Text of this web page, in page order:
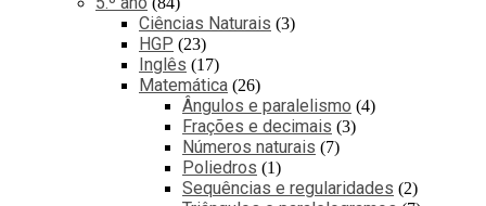
Ciências Naturais 3
HGP 23
Inglês 17
Matemática 26
Ângulos e paralelismo 4
Frações e decimais 3
Números naturais 7
Poliedros 1
Sequências e regularidades 2